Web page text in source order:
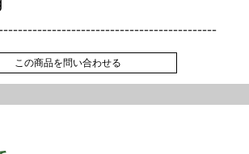
この商品を問い合わせる